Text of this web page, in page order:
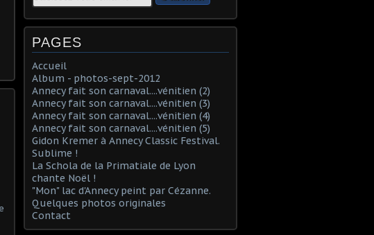
PAGES
Accueil
Album - photos-sept-2012
Annecy fait son carnaval....vénitien (2)
Annecy fait son carnaval....vénitien (3)
Annecy fait son carnaval....vénitien (4)
Annecy fait son carnaval....vénitien (5)
Gidon Kremer à Annecy Classic Festival.
Sublime !
La Schola de la Primatiale de Lyon
chante Noël !
"Mon" lac d'Annecy peint par Cézanne.
Quelques photos originales
Contact